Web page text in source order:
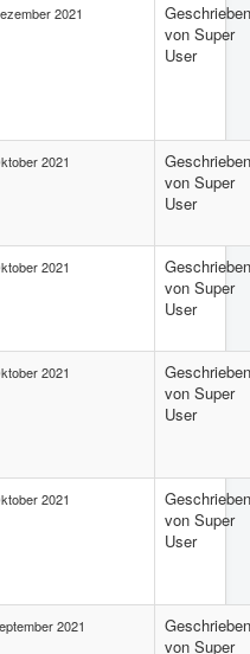
2021
Geschrieben
von Super
User
2021
Geschrieben
von Super
User
2021
Geschrieben
von Super
User
2021
Geschrieben
von Super
User
2021
Geschrieben
von Super
User
2021
Geschrieben
von Super